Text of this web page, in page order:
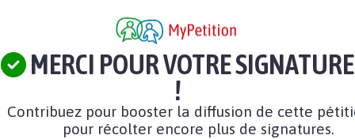
MERCI POUR VOTRE SIGNATURE
!
Contribuez pour booster la diffusion de cette
pour récolter encore plus de signatures.